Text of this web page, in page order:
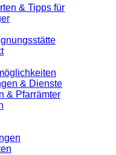
& Tipps für
& Dienste
& Pfarrämter